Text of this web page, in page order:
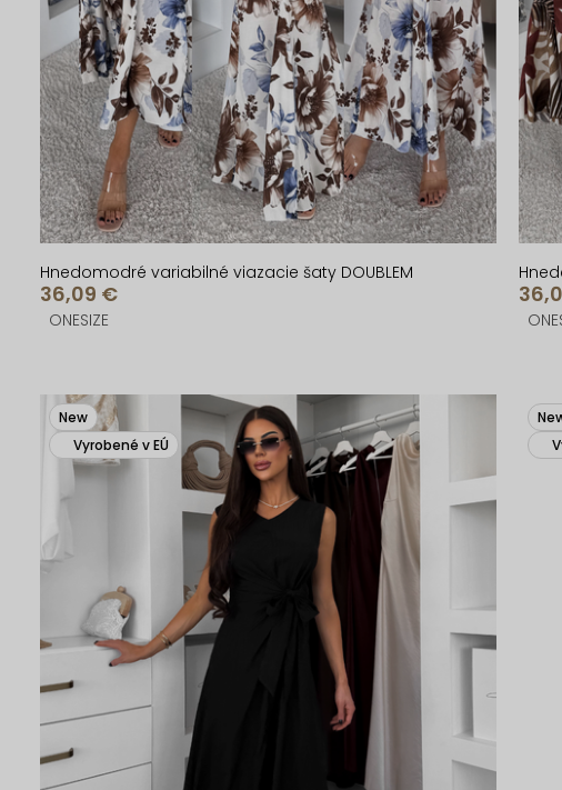
d
u
k
t
o
v
d
u
k
t
o
v
Hnedomodré variabilné viazacie šaty DOUBLEM
36,09 €
ONESIZE
New
Vyrobené v EÚ